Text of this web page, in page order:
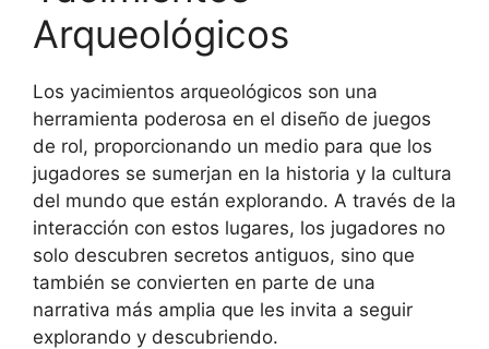
Arqueológicos
Los yacimientos arqueológicos son una
herramienta poderosa en el diseño de juegos
de rol, proporcionando un medio para que los
jugadores se sumerjan en la historia y la cultura
del mundo que están explorando. A través de la
interacción con estos lugares, los jugadores no
solo descubren secretos antiguos, sino que
también se convierten en parte de una
narrativa más amplia que les invita a seguir
explorando y descubriendo.